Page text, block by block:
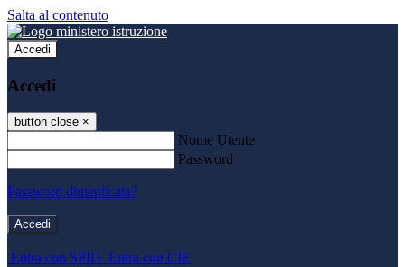
Salta al contenuto
Accedi
Accedi
button close ×
Nome Utente
Password
Password dimenticata?
-
Entra con SPID Entra con CIE